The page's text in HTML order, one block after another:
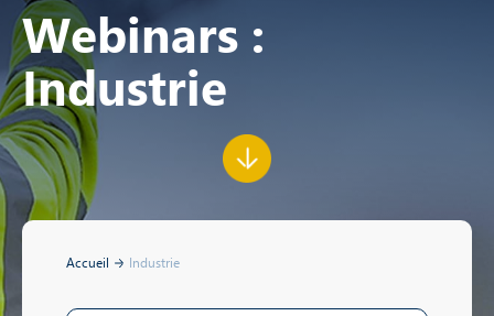
Webinars :
Industrie
Accueil Industrie